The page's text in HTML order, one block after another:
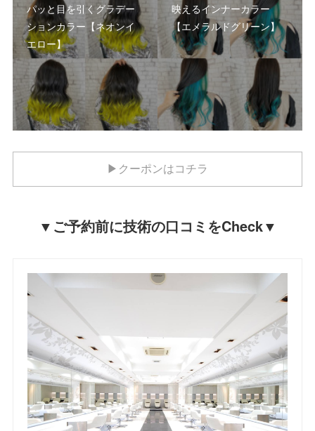
パッと目を引くグラデー
ションカラー【ネオンイ
エロー】
映えるインナーカラー
【エメラルドグリーン】
▶クーポンはコチラ
▼ご予約前に技術の口コミをCheck▼